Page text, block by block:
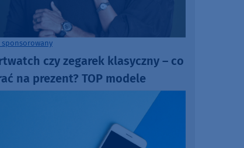
sponsorowany
czy zegarek klasyczny – co
na prezent? TOP modele